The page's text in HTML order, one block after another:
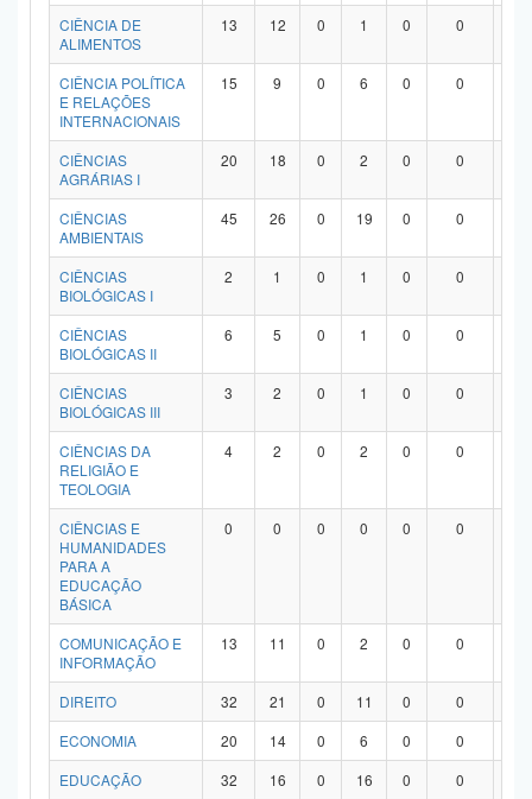
CIÊNCIA DE
ALIMENTOS
13 12 0 1 0 0
CIÊNCIA POLÍTICA
E RELAÇÕES
INTERNACIONAIS
15 9 0 6 0 0
CIÊNCIAS
AGRÁRIAS I
20 18 0 2 0 0
CIÊNCIAS
AMBIENTAIS
45 26 0 19 0 0
CIÊNCIAS
BIOLÓGICAS I
2 1 0 1 0 0
CIÊNCIAS
BIOLÓGICAS II
6 5 0 1 0 0
CIÊNCIAS
BIOLÓGICAS III
3 2 0 1 0 0
CIÊNCIAS DA
RELIGIÃO E
TEOLOGIA
4 2 0 2 0 0
CIÊNCIAS E
HUMANIDADES
PARA A
EDUCAÇÃO
BÁSICA
0 0 0 0 0 0
COMUNICAÇÃO E
INFORMAÇÃO
13 11 0 2 0 0
DIREITO 32 21 0 11 0 0
ECONOMIA
20 14 0 6 0 0
EDUCAÇÃO
32 16 0 16 0 0